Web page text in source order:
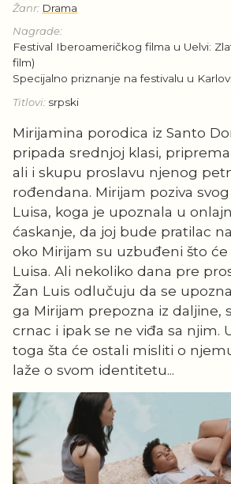
Žanr: Drama
Nagrade:
Festival Iberoameričkog filma u Uelvi:
film)
Specijalno priznanje na festivalu u
Titlovi: srpski
Mirijamina porodica iz Santo
pripada srednjoj klasi,
ali i skupu proslavu njenog
rođendana. Mirijam poziva
Luisa, koga je upoznala u
ćaskanje, da joj bude pratilac
oko Mirijam su uzbuđeni što
Luisa. Ali nekoliko dana pre
Žan Luis odlučuju da se
ga Mirijam prepozna iz daljine,
crnac i ipak se ne viđa sa njim.
toga šta će ostali misliti o
laže o svom identitetu...